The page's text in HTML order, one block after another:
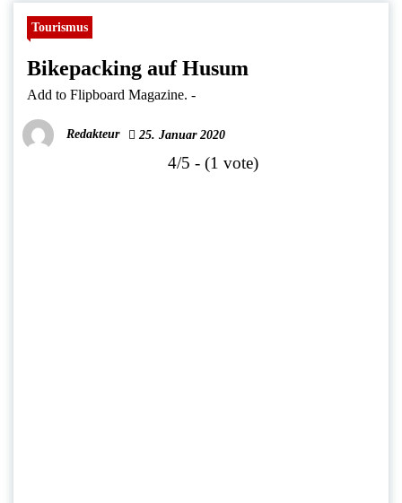
Tourismus
Bikepacking auf Husum
Add to Flipboard Magazine. -
Redakteur 25. Januar 2020
4/5 - (1 vote)